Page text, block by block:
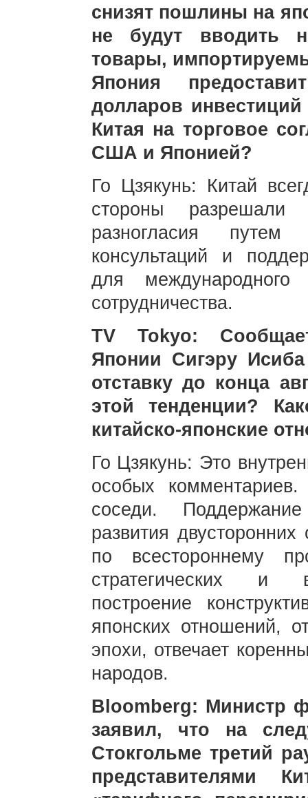
снизят пошлины на
не будут вводить
товары,
Япония
долларов
Китая на торговое
США и Японией?
Го Цзякунь: Китай
стороны разрешали
разногласия
консультаций и
для международного
сотрудничества.
TV Tokyo:
Японии Сигэру
отставку до конца
этой тенденции?
китайско-японские
Го Цзякунь: Это
особых
соседи.
развития
по всестороннему
стратегических и
построение
японских отношений,
эпохи, отвечает
народов.
Bloomberg: Министр
заявил, что на
Стокгольме третий
представителями